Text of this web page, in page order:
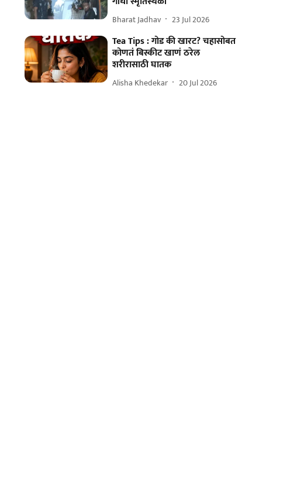
Bharat Jadhav 23 Jul 2026
Tea Tips : गोड की खारट? चहासोबत
कोणतं बिस्कीट खाणं ठरेल
शरीरासाठी घातक
Alisha Khedekar 20 Jul 2026